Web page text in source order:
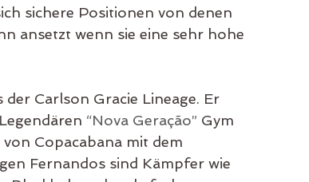
sichere Positionen von denen
ansetzt wenn sie eine sehr hohe
Carlson Gracie Lineage. Er
“Nova Geração” Gym
Copacabana mit dem
Fernandos sind Kämpfer wie